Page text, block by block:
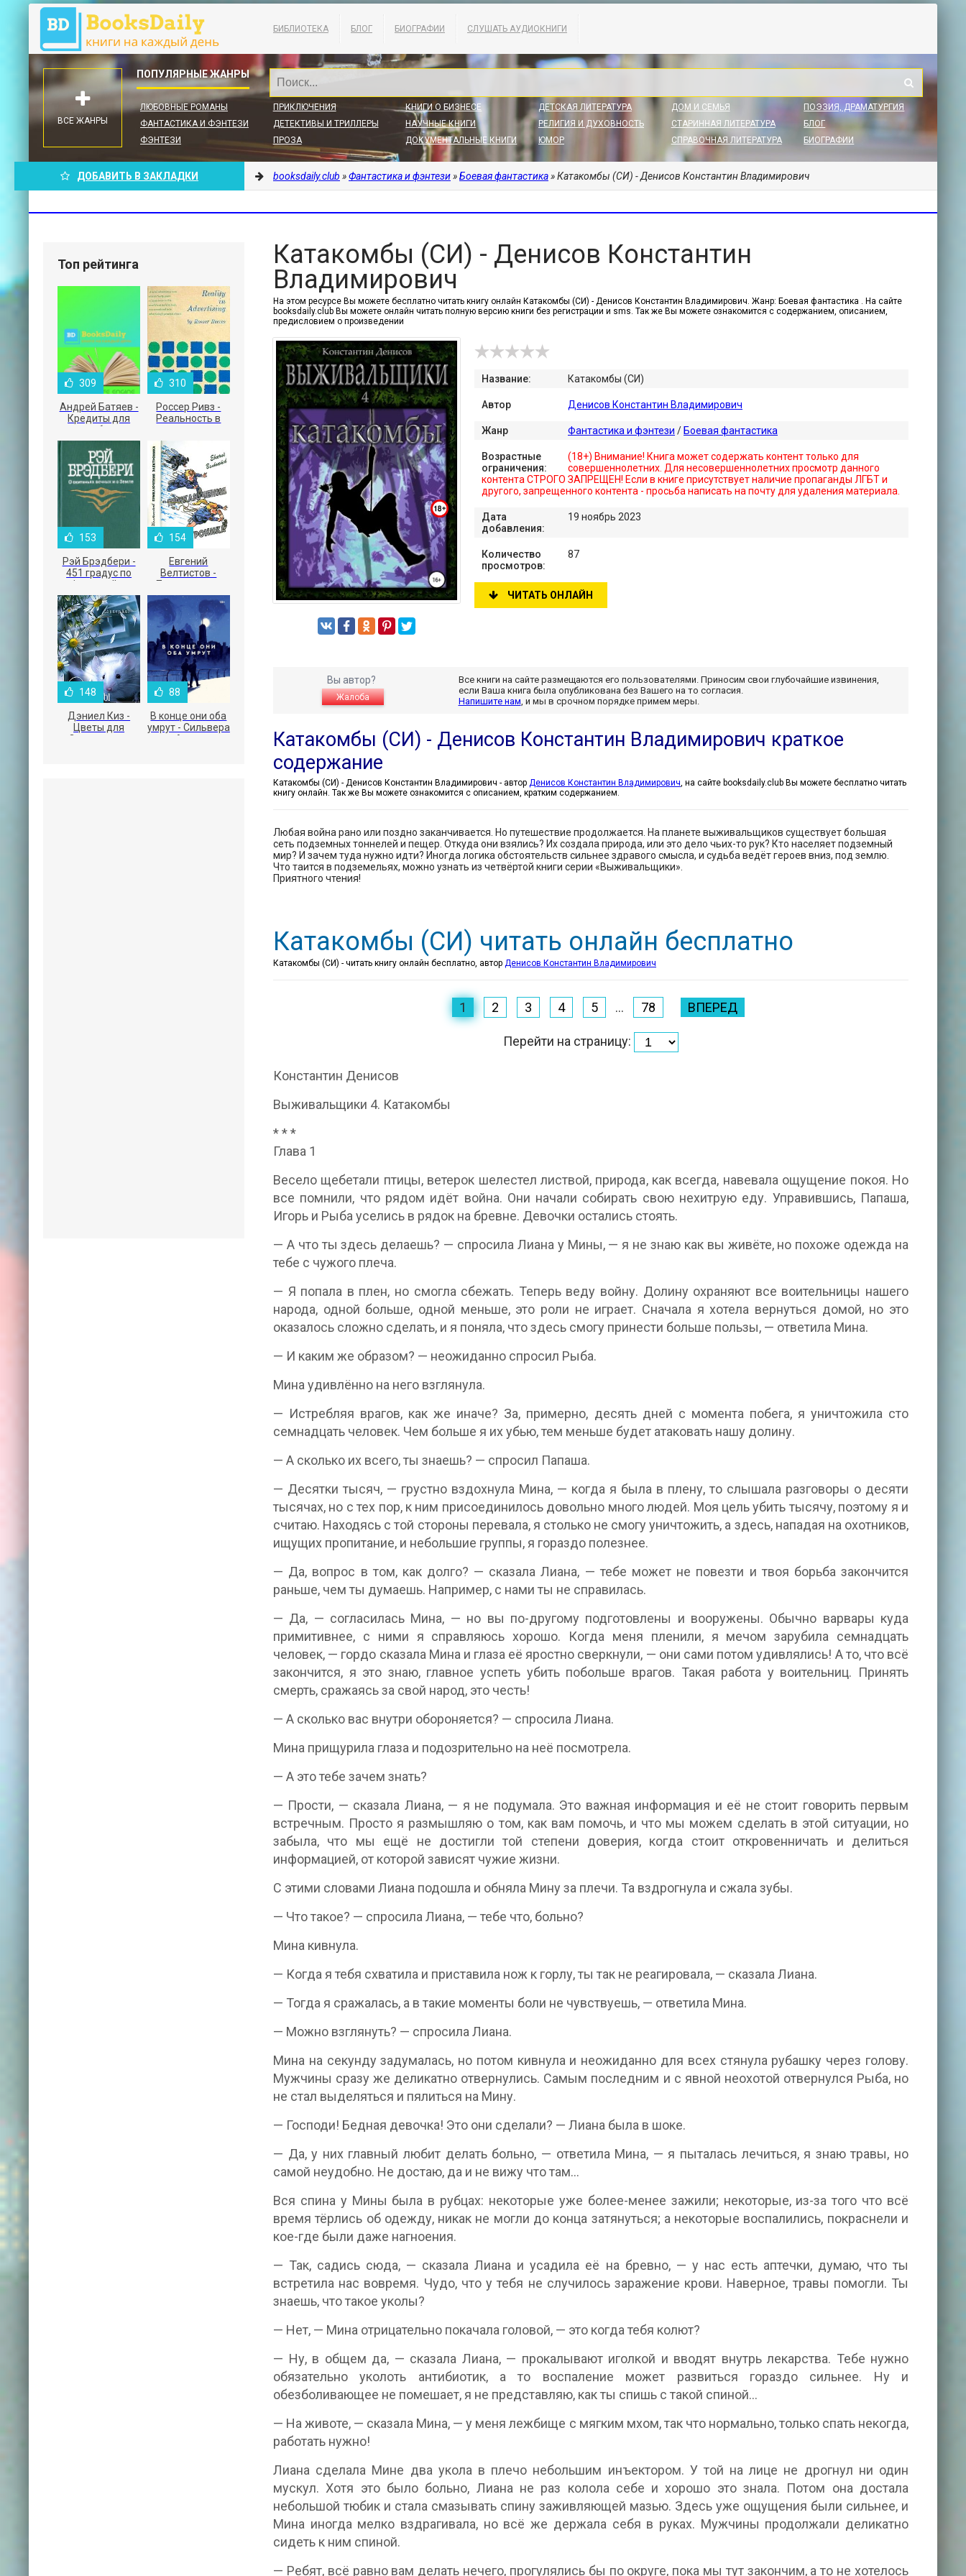
БИБЛИОТЕКА БЛОГ БИОГРАФИИ СЛУШАТЬ АУДИОКНИГИ
ЛЮБОВНЫЕ РОМАНЫ
ФАНТАСТИКА И ФЭНТЕЗИ
ФЭНТЕЗИ
ПРИКЛЮЧЕНИЯ
ДЕТЕКТИВЫ И ТРИЛЛЕРЫ
ПРОЗА
КНИГИ О БИЗНЕСЕ
НАУЧНЫЕ КНИГИ
ДОКУМЕНТАЛЬНЫЕ КНИГИ
ДЕТСКАЯ ЛИТЕРАТУРА
РЕЛИГИЯ И ДУХОВНОСТЬ
ЮМОР
ДОМ И СЕМЬЯ
СТАРИННАЯ ЛИТЕРАТУРА
СПРАВОЧНАЯ ЛИТЕРАТУРА
ПОЭЗИЯ, ДРАМАТУРГИЯ
БЛОГ
БИОГРАФИИ
ВСЕ ЖАНРЫ
ДОБАВИТЬ В ЗАКЛАДКИ booksdaily.club »Фантастика и фэнтези»Боевая фантастика» Катакомбы (СИ) - Денисов Константин Владимирович
Катакомбы (СИ) - Денисов Константин
Владимирович
На этом ресурсе Вы можете бесплатно читать книгу онлайн Катакомбы (СИ) - Денисов Константин Владимирович. Жанр: Боевая фантастика . На сайте
booksdaily.club Вы можете онлайн читать полную версию книги без регистрации и sms. Так же Вы можете ознакомится с содержанием, описанием,
предисловием о произведении
Название: Катакомбы (СИ)
Автор Денисов Константин Владимирович
Жанр Фантастика и фэнтези / Боевая фантастика
Возрастные
ограничения:
(18+) Внимание! Книга может содержать контент только для
совершеннолетних. Для несовершеннолетних просмотр данного
контента СТРОГО ЗАПРЕЩЕН! Если в книге присутствует наличие пропаганды ЛГБТ и
другого, запрещенного контента - просьба написать на почту для удаления материала.
Дата
добавления:
19 ноябрь 2023
Количество
просмотров:
87
ЧИТАТЬ ОНЛАЙН
Вы автор?
Жалоба
Все книги на сайте размещаются его пользователями. Приносим свои глубочайшие извинения,
если Ваша книга была опубликована без Вашего на то согласия.
Напишите нам , и мы в срочном порядке примем меры.
Катакомбы (СИ) - Денисов Константин Владимирович краткое
содержание
Катакомбы (СИ) - Денисов Константин Владимирович - автор Денисов Константин Владимирович, на сайте booksdaily.club Вы можете бесплатно читать
книгу онлайн. Так же Вы можете ознакомится с описанием, кратким содержанием.
Любая война рано или поздно заканчивается. Но путешествие продолжается. На планете выживальщиков существует большая
сеть подземных тоннелей и пещер. Откуда они взялись? Их создала природа, или это дело чьих-то рук? Кто населяет подземный
мир? И зачем туда нужно идти? Иногда логика обстоятельств сильнее здравого смысла, и судьба ведёт героев вниз, под землю.
Что таится в подземельях, можно узнать из четвёртой книги серии «Выживальщики».
Приятного чтения!
Катакомбы (СИ) читать онлайн бесплатно
Катакомбы (СИ) - читать книгу онлайн бесплатно, автор Денисов Константин Владимирович
1 2 3 4 5 ... 78 ВПЕРЕД
Перейти на страницу:
Константин Денисов
Выживальщики 4. Катакомбы
* * *
Глава 1
Весело щебетали птицы, ветерок шелестел листвой, природа, как всегда, навевала ощущение покоя. Но
все помнили, что рядом идёт война. Они начали собирать свою нехитрую еду. Управившись, Папаша,
Игорь и Рыба уселись в рядок на бревне. Девочки остались стоять.
— А что ты здесь делаешь? — спросила Лиана у Мины, — я не знаю как вы живёте, но похоже одежда на
тебе с чужого плеча.
— Я попала в плен, но смогла сбежать. Теперь веду войну. Долину охраняют все воительницы нашего
народа, одной больше, одной меньше, это роли не играет. Сначала я хотела вернуться домой, но это
оказалось сложно сделать, и я поняла, что здесь смогу принести больше пользы, — ответила Мина.
— И каким же образом? — неожиданно спросил Рыба.
Мина удивлённо на него взглянула.
— Истребляя врагов, как же иначе? За, примерно, десять дней с момента побега, я уничтожила сто
семнадцать человек. Чем больше я их убью, тем меньше будет атаковать нашу долину.
— А сколько их всего, ты знаешь? — спросил Папаша.
— Десятки тысяч, — грустно вздохнула Мина, — когда я была в плену, то слышала разговоры о десяти
тысячах, но с тех пор, к ним присоединилось довольно много людей. Моя цель убить тысячу, поэтому я и
считаю. Находясь с той стороны перевала, я столько не смогу уничтожить, а здесь, нападая на охотников,
ищущих пропитание, и небольшие группы, я гораздо полезнее.
— Да, вопрос в том, как долго? — сказала Лиана, — тебе может не повезти и твоя борьба закончится
раньше, чем ты думаешь. Например, с нами ты не справилась.
— Да, — согласилась Мина, — но вы по-другому подготовлены и вооружены. Обычно варвары куда
примитивнее, с ними я справляюсь хорошо. Когда меня пленили, я мечом зарубила семнадцать
человек, — гордо сказала Мина и глаза её яростно сверкнули, — они сами потом удивлялись! А то, что всё
закончится, я это знаю, главное успеть убить побольше врагов. Такая работа у воительниц. Принять
смерть, сражаясь за свой народ, это честь!
— А сколько вас внутри обороняется? — спросила Лиана.
Мина прищурила глаза и подозрительно на неё посмотрела.
— А это тебе зачем знать?
— Прости, — сказала Лиана, — я не подумала. Это важная информация и её не стоит говорить первым
встречным. Просто я размышляю о том, как вам помочь, и что мы можем сделать в этой ситуации, но
забыла, что мы ещё не достигли той степени доверия, когда стоит откровенничать и делиться
информацией, от которой зависят чужие жизни.
С этими словами Лиана подошла и обняла Мину за плечи. Та вздрогнула и сжала зубы.
— Что такое? — спросила Лиана, — тебе что, больно?
Мина кивнула.
— Когда я тебя схватила и приставила нож к горлу, ты так не реагировала, — сказала Лиана.
— Тогда я сражалась, а в такие моменты боли не чувствуешь, — ответила Мина.
— Можно взглянуть? — спросила Лиана.
Мина на секунду задумалась, но потом кивнула и неожиданно для всех стянула рубашку через голову.
Мужчины сразу же деликатно отвернулись. Самым последним и с явной неохотой отвернулся Рыба, но
не стал выделяться и пялиться на Мину.
— Господи! Бедная девочка! Это они сделали? — Лиана была в шоке.
— Да, у них главный любит делать больно, — ответила Мина, — я пыталась лечиться, я знаю травы, но
самой неудобно. Не достаю, да и не вижу что там…
Вся спина у Мины была в рубцах: некоторые уже более-менее зажили; некоторые, из-за того что всё
время тёрлись об одежду, никак не могли до конца затянуться; а некоторые воспалились, покраснели и
кое-где были даже нагноения.
— Так, садись сюда, — сказала Лиана и усадила её на бревно, — у нас есть аптечки, думаю, что ты
встретила нас вовремя. Чудо, что у тебя не случилось заражение крови. Наверное, травы помогли. Ты
знаешь, что такое уколы?
— Нет, — Мина отрицательно покачала головой, — это когда тебя колют?
— Ну, в общем да, — сказала Лиана, — прокалывают иголкой и вводят внутрь лекарства. Тебе нужно
обязательно уколоть антибиотик, а то воспаление может развиться гораздо сильнее. Ну и
обезболивающее не помешает, я не представляю, как ты спишь с такой спиной…
— На животе, — сказала Мина, — у меня лежбище с мягким мхом, так что нормально, только спать некогда,
работать нужно!
Лиана сделала Мине два укола в плечо небольшим инъектором. У той на лице не дрогнул ни один
мускул. Хотя это было больно, Лиана не раз колола себе и хорошо это знала. Потом она достала
небольшой тюбик и стала смазывать спину заживляющей мазью. Здесь уже ощущения были сильнее, и
Мина иногда мелко вздрагивала, но всё же держала себя в руках. Мужчины продолжали деликатно
сидеть к ним спиной.
— Ребят, всё равно вам делать нечего, прогулялись бы по округе, пока мы тут закончим, а то не хотелось
Топ рейтинга
309
Андрей Батяев -
Кредиты для
малого бизнеса
310
Россер Ривз -
Реальность в
153
Рэй Брэдбери -
451 градус по
Фаренгейту
154
Евгений
Велтистов -
Приключения
Электроника
148
Дэниел Киз -
Цветы для
Элджернона
88
В конце они оба
умрут - Сильвера
Адам